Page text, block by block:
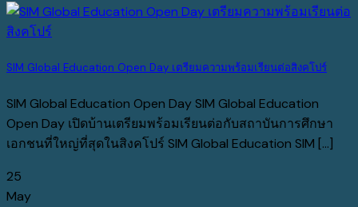
SIM Global Education Open Day เตรียมความพร้อมเรียนต่อสิงคโปร์
SIM Global Education Open Day SIM Global Education
Open Day เปิดบ้านเตรียมพร้อมเรียนต่อกับสถาบันการศึกษา
เอกชนที่ใหญ่ที่สุดในสิงคโปร์ SIM Global Education SIM [...]
25
May